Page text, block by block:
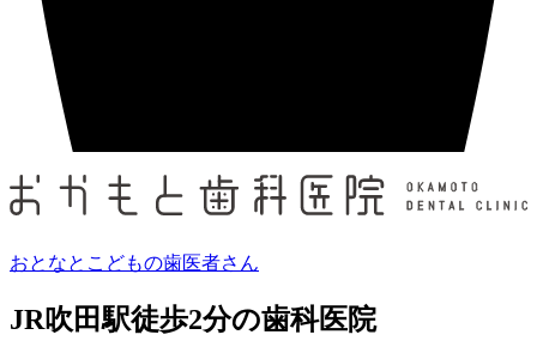
おとなとこどもの歯医者さん
JR吹田駅徒歩2分の歯科医院